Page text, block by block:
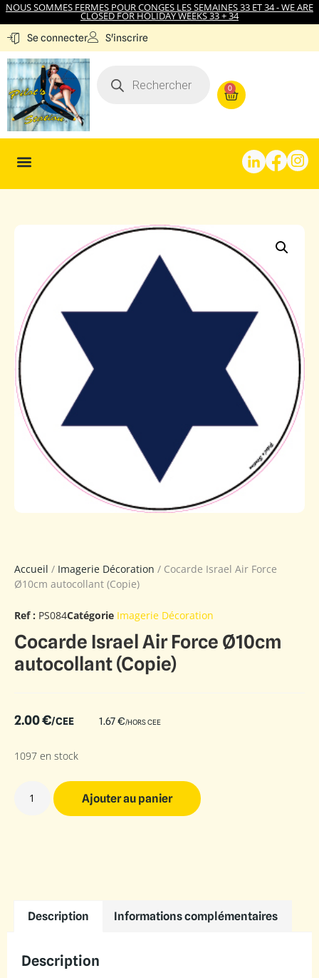
NOUS SOMMES FERMES POUR CONGES LES SEMAINES 33 ET 34 - WE ARE
CLOSED FOR HOLIDAY WEEKS 33 + 34
Se connecter S'inscrire
0
Accueil / Imagerie Décoration / Cocarde Israel Air Force
Ø10cm autocollant (Copie)
Ref : PS084Catégorie Imagerie Décoration
Cocarde Israel Air Force Ø10cm
autocollant (Copie)
2.00€/CEE 1.67€/HORS CEE
1097 en stock
Ajouter au panier
Description Informations complémentaires
Description